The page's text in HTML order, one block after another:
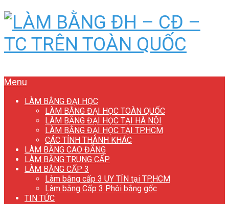
Menu
LÀM BẰNG ĐẠI HỌC
LÀM BẰNG ĐẠI HỌC TOÀN QUỐC
LÀM BẰNG ĐẠI HỌC TẠI HÀ NỘI
LÀM BẰNG ĐẠI HỌC TẠI TP.HCM
CÁC TỈNH THÀNH KHÁC
LÀM BẰNG CAO ĐẲNG
LÀM BẰNG TRUNG CẤP
LÀM BẰNG CẤP 3
Làm bằng cấp 3 UY TÍN tại TP.HCM
Làm bằng Cấp 3 Phôi bằng gốc
TIN TỨC